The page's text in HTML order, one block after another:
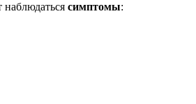
наблюдаться симптомы: